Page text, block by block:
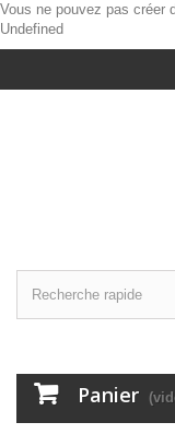
Vous ne pouvez pas créer
Undefined
Panier